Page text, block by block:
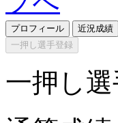
プロフィール 近況成績
一押し選手登録
一押し